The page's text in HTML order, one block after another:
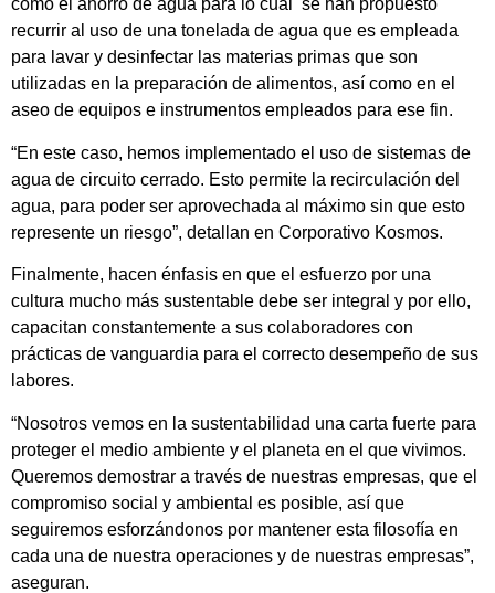
como el ahorro de agua para lo cual se han propuesto
recurrir al uso de una tonelada de agua que es empleada
para lavar y desinfectar las materias primas que son
utilizadas en la preparación de alimentos, así como en el
aseo de equipos e instrumentos empleados para ese fin.
“En este caso, hemos implementado el uso de sistemas de
agua de circuito cerrado. Esto permite la recirculación del
agua, para poder ser aprovechada al máximo sin que esto
represente un riesgo”, detallan en Corporativo Kosmos.
Finalmente, hacen énfasis en que el esfuerzo por una
cultura mucho más sustentable debe ser integral y por ello,
capacitan constantemente a sus colaboradores con
prácticas de vanguardia para el correcto desempeño de sus
labores.
“Nosotros vemos en la sustentabilidad una carta fuerte para
proteger el medio ambiente y el planeta en el que vivimos.
Queremos demostrar a través de nuestras empresas, que el
compromiso social y ambiental es posible, así que
seguiremos esforzándonos por mantener esta filosofía en
cada una de nuestra operaciones y de nuestras empresas”,
aseguran.